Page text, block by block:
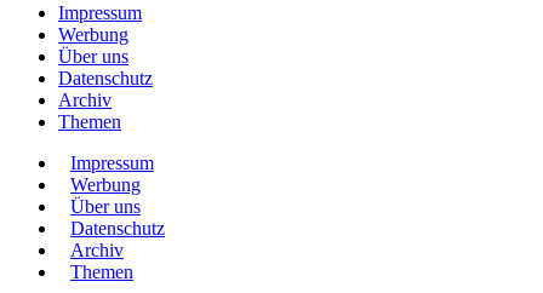
Impressum
Werbung
Über uns
Datenschutz
Archiv
Themen
Impressum
Werbung
Über uns
Datenschutz
Archiv
Themen